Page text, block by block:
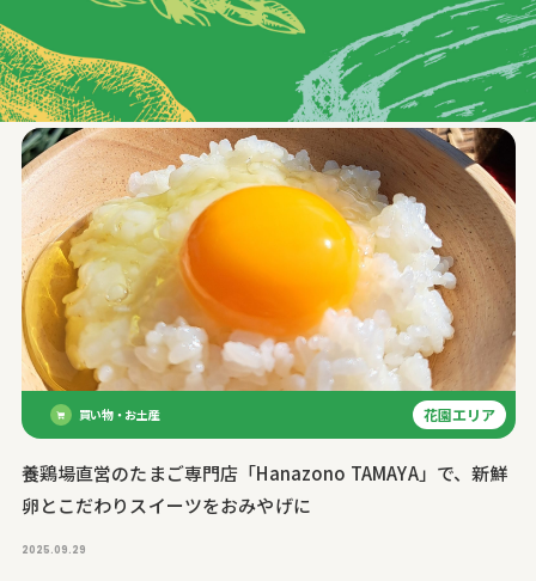
特集記事
買い物・お土産 花園エリア
養鶏場直営のたまご専門店「Hanazono TAMAYA」で、新鮮
卵とこだわりスイーツをおみやげに
2025.09.29